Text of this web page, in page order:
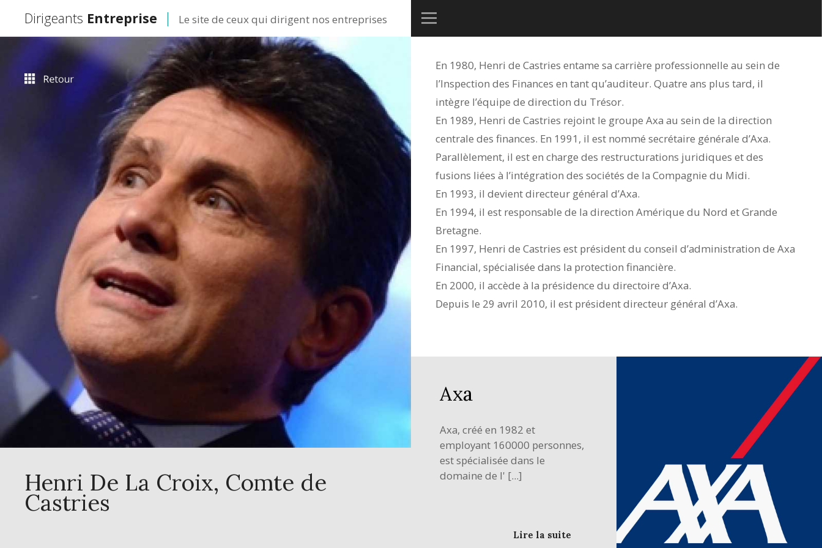
Dirigeants Entreprise Le site de ceux qui dirigent nos entreprises
Henri De La Croix, Comte de
Castries
En 1980, Henri de Castries entame sa carrière professionnelle au sein de
l’Inspection des Finances en tant qu’auditeur. Quatre ans plus tard, il
intègre l’équipe de direction du Trésor.
En 1989, Henri de Castries rejoint le groupe Axa au sein de la direction
centrale des finances. En 1991, il est nommé secrétaire générale d’Axa.
Parallèlement, il est en charge des restructurations juridiques et des
fusions liées à l’intégration des sociétés de la Compagnie du Midi.
En 1993, il devient directeur général d’Axa.
En 1994, il est responsable de la direction Amérique du Nord et Grande
Bretagne.
En 1997, Henri de Castries est président du conseil d’administration de Axa
Financial, spécialisée dans la protection financière.
En 2000, il accède à la présidence du directoire d’Axa.
Depuis le 29 avril 2010, il est président directeur général d’Axa.
Axa
Axa, créé en 1982 et
employant 160000 personnes,
est spécialisée dans le
domaine de l' [...]
Lire la suite